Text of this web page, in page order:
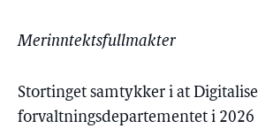
Merinntektsfullmakter
Stortinget samtykker i at
forvaltningsdepartementet i 2026